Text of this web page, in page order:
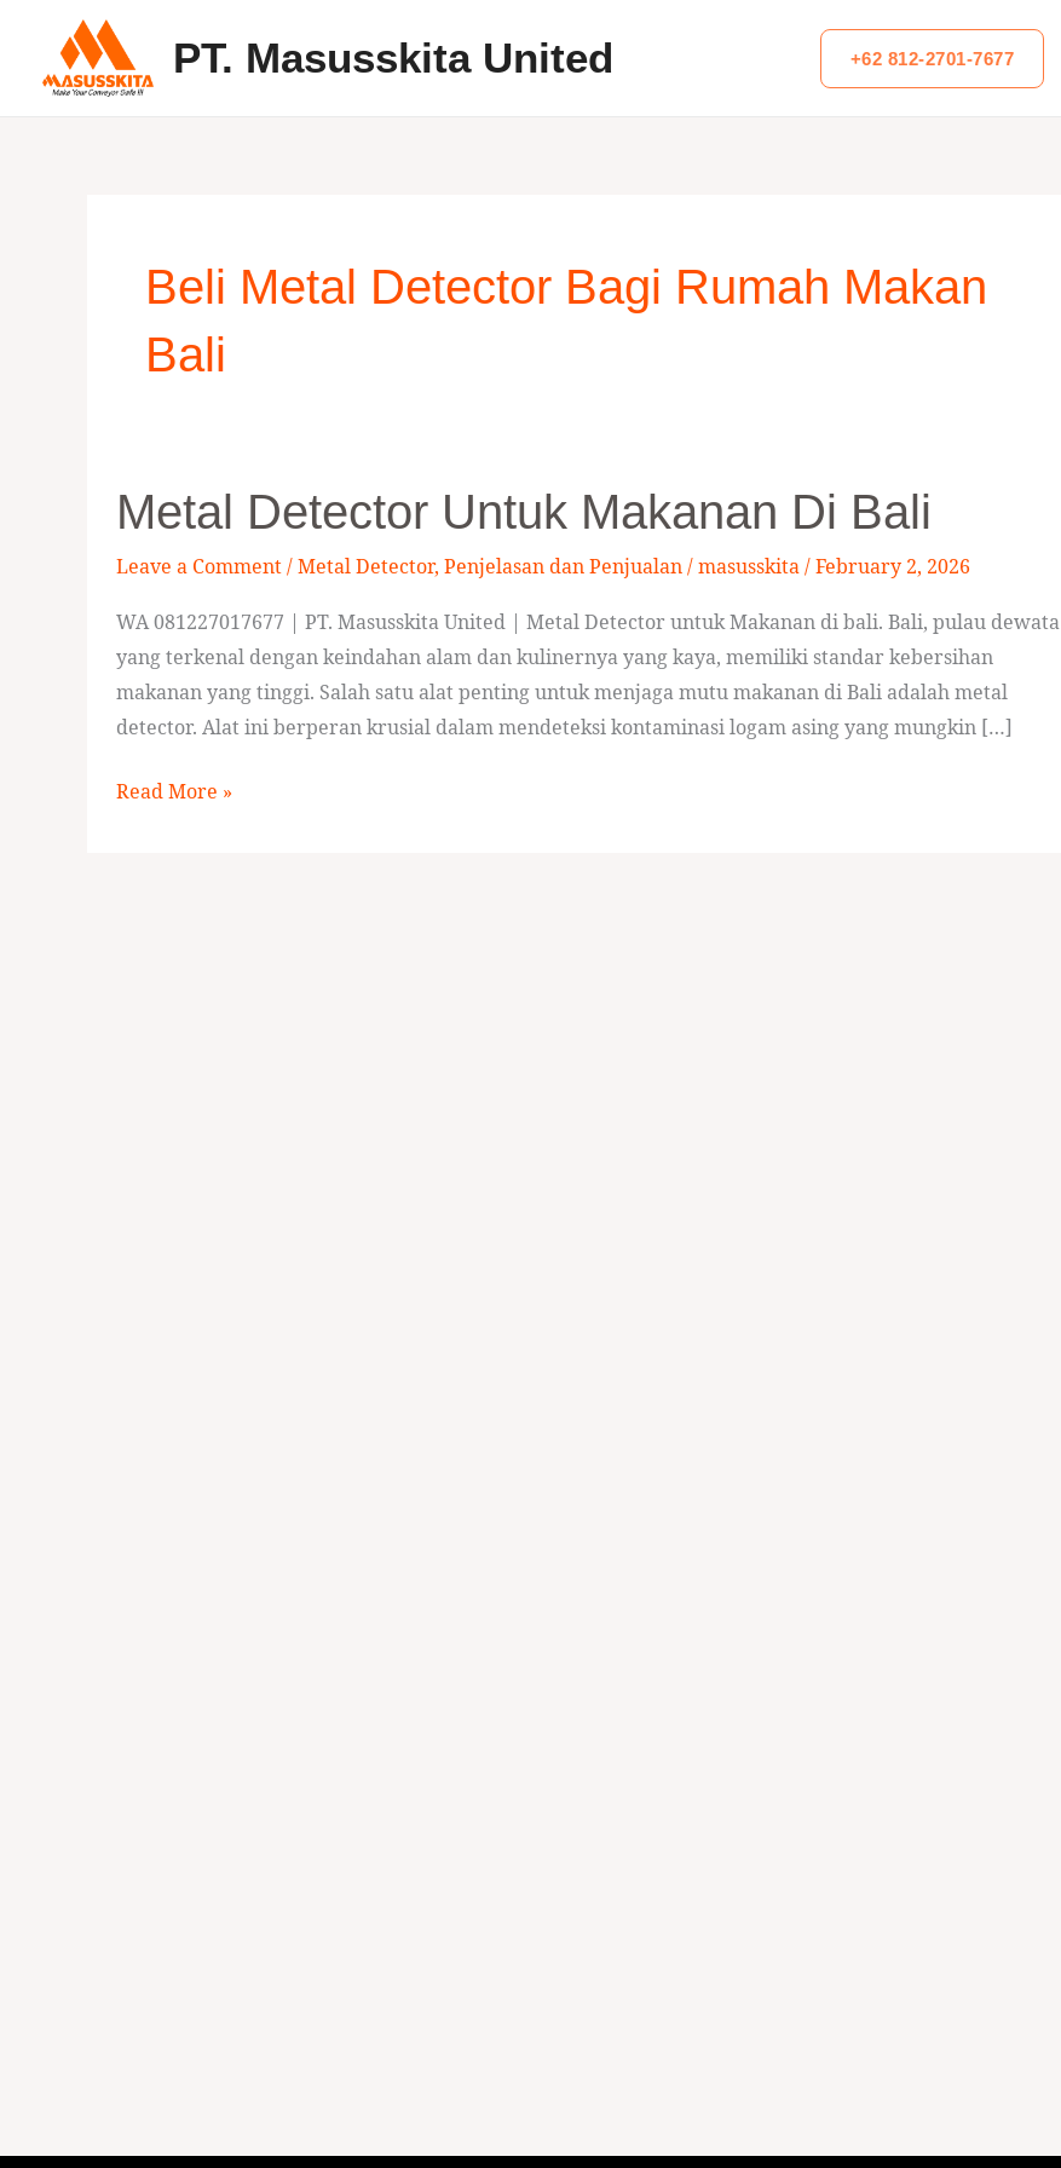
content
PT. Masusskita United +62 812-2701-7677
Beli Metal Detector Bagi Rumah Makan
Bali
Metal Detector Untuk Makanan Di Bali
Leave a Comment/Metal Detector, Penjelasan dan Penjualan/masusskita/February 2, 2026
WA 081227017677 | PT. Masusskita United | Metal Detector untuk Makanan di bali. Bali, pulau dewata
yang terkenal dengan keindahan alam dan kulinernya yang kaya, memiliki standar kebersihan
makanan yang tinggi. Salah satu alat penting untuk menjaga mutu makanan di Bali adalah metal
detector. Alat ini berperan krusial dalam mendeteksi kontaminasi logam asing yang mungkin […]
Detector
untuk
Makanan
Read More »